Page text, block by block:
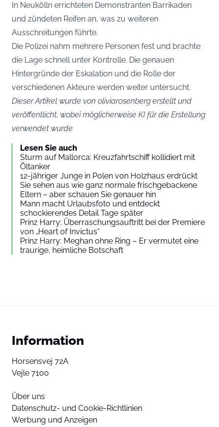
In Neukölln errichteten Demonstranten Barrikaden
und zündeten Reifen an, was zu weiteren
Ausschreitungen führte.
Die Polizei nahm mehrere Personen fest und brachte
die Lage schnell unter Kontrolle. Die genauen
Hintergründe der Eskalation und die Rolle der
verschiedenen Akteure werden weiter untersucht.
Dieser Artikel wurde von oliviarosenberg erstellt und
veröffentlicht, wobei möglicherweise KI für die Erstellung
verwendet wurde
Lesen Sie auch
Sturm auf Mallorca: Kreuzfahrtschiff kollidiert mit
Öltanker
12-jähriger Junge in Polen von Holzhaus erdrückt
Sie sehen aus wie ganz normale frischgebackene
Eltern – aber schauen Sie genauer hin
Mann macht Urlaubsfoto und entdeckt
schockierendes Detail Tage später
Prinz Harry: Überraschungsauftritt bei der Premiere
von „Heart of Invictus“
Prinz Harry: Meghan ohne Ring – Er vermutet eine
traurige, heimliche Botschaft
Information
Horsensvej 72A
Vejle 7100
Über uns
Datenschutz- und Cookie-Richtlinien
Werbung und Anzeigen